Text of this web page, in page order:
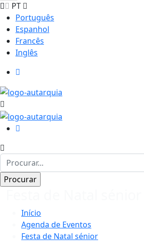
PT
Português
Espanhol
Francês
Inglês
Início
Agenda de Eventos
Festa de Natal sénior